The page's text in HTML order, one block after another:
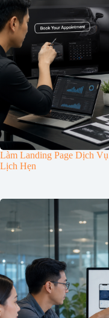
Làm Landing Page Dịch
Lịch Hẹn